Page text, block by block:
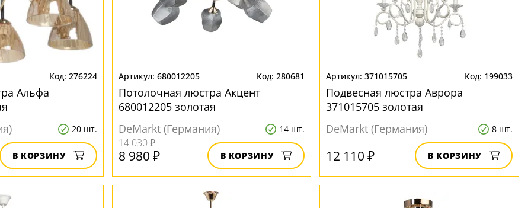
276224
Альфа
20 шт.
В КОРЗИНУ
680012205 280681
Потолочная люстра Акцент
680012205 золотая
DeMarkt (Германия)
14 шт.
14 030 ₽
8 980 ₽ В КОРЗИНУ
371015705 199033
Подвесная люстра Аврора
371015705 золотая
DeMarkt (Германия)
8 шт.
12 110 ₽ В КОРЗИНУ